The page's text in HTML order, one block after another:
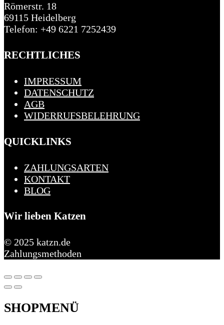
Römerstr. 18
69115 Heidelberg
Telefon: +49 6221 7252439
RECHTLICHES
IMPRESSUM
DATENSCHUTZ
AGB
WIDERRUFSBELEHRUNG
QUICKLINKS
ZAHLUNGSARTEN
KONTAKT
BLOG
Wir lieben Katzen
© 2025 katzn.de
Zahlungsmethoden
SHOPMENÜ